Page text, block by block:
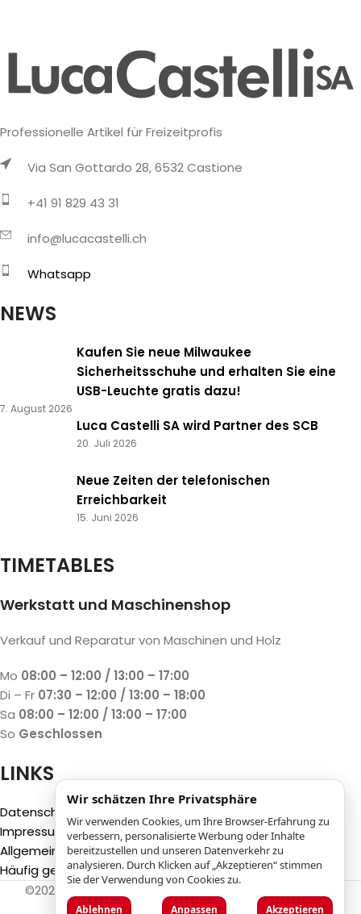
Professionelle Artikel für Freizeitprofis
Via San Gottardo 28, 6532 Castione
+41 91 829 43 31
info@lucacastelli.ch
Whatsapp
NEWS
Kaufen Sie neue Milwaukee
Sicherheitsschuhe und erhalten Sie eine
USB-Leuchte gratis dazu!
7. August 2026
Luca Castelli SA wird Partner des SCB
20. Juli 2026
Neue Zeiten der telefonischen
Erreichbarkeit
15. Juni 2026
TIMETABLES
Werkstatt und Maschinenshop
Verkauf und Reparatur von Maschinen und Holz
Mo 08:00 – 12:00 / 13:00 – 17:00
Di – Fr 07:30 – 12:00 / 13:00 – 18:00
Sa 08:00 – 12:00 / 13:00 – 17:00
So Geschlossen
LINKS
Datenschutzbestimmungen
Impressum
Allgemeine Geschäftsbedingungen (AGB)
Häufig gestellte Fragen (FAQ)
©2025
Luca Castelli SA- Via San Gottardo 28 - 6532
Castione (CH)
Wir schätzen Ihre Privatsphäre
Wir verwenden Cookies, um Ihre Browser-Erfahrung zu
verbessern, personalisierte Werbung oder Inhalte
bereitzustellen und unseren Datenverkehr zu
analysieren. Durch Klicken auf „Akzeptieren“ stimmen
Sie der Verwendung von Cookies zu.
Ablehnen Anpassen Akzeptieren